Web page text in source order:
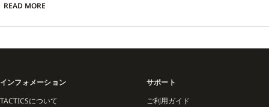
READ MORE
インフォメーション
TACTICSについて
サポート
ご利用ガイド